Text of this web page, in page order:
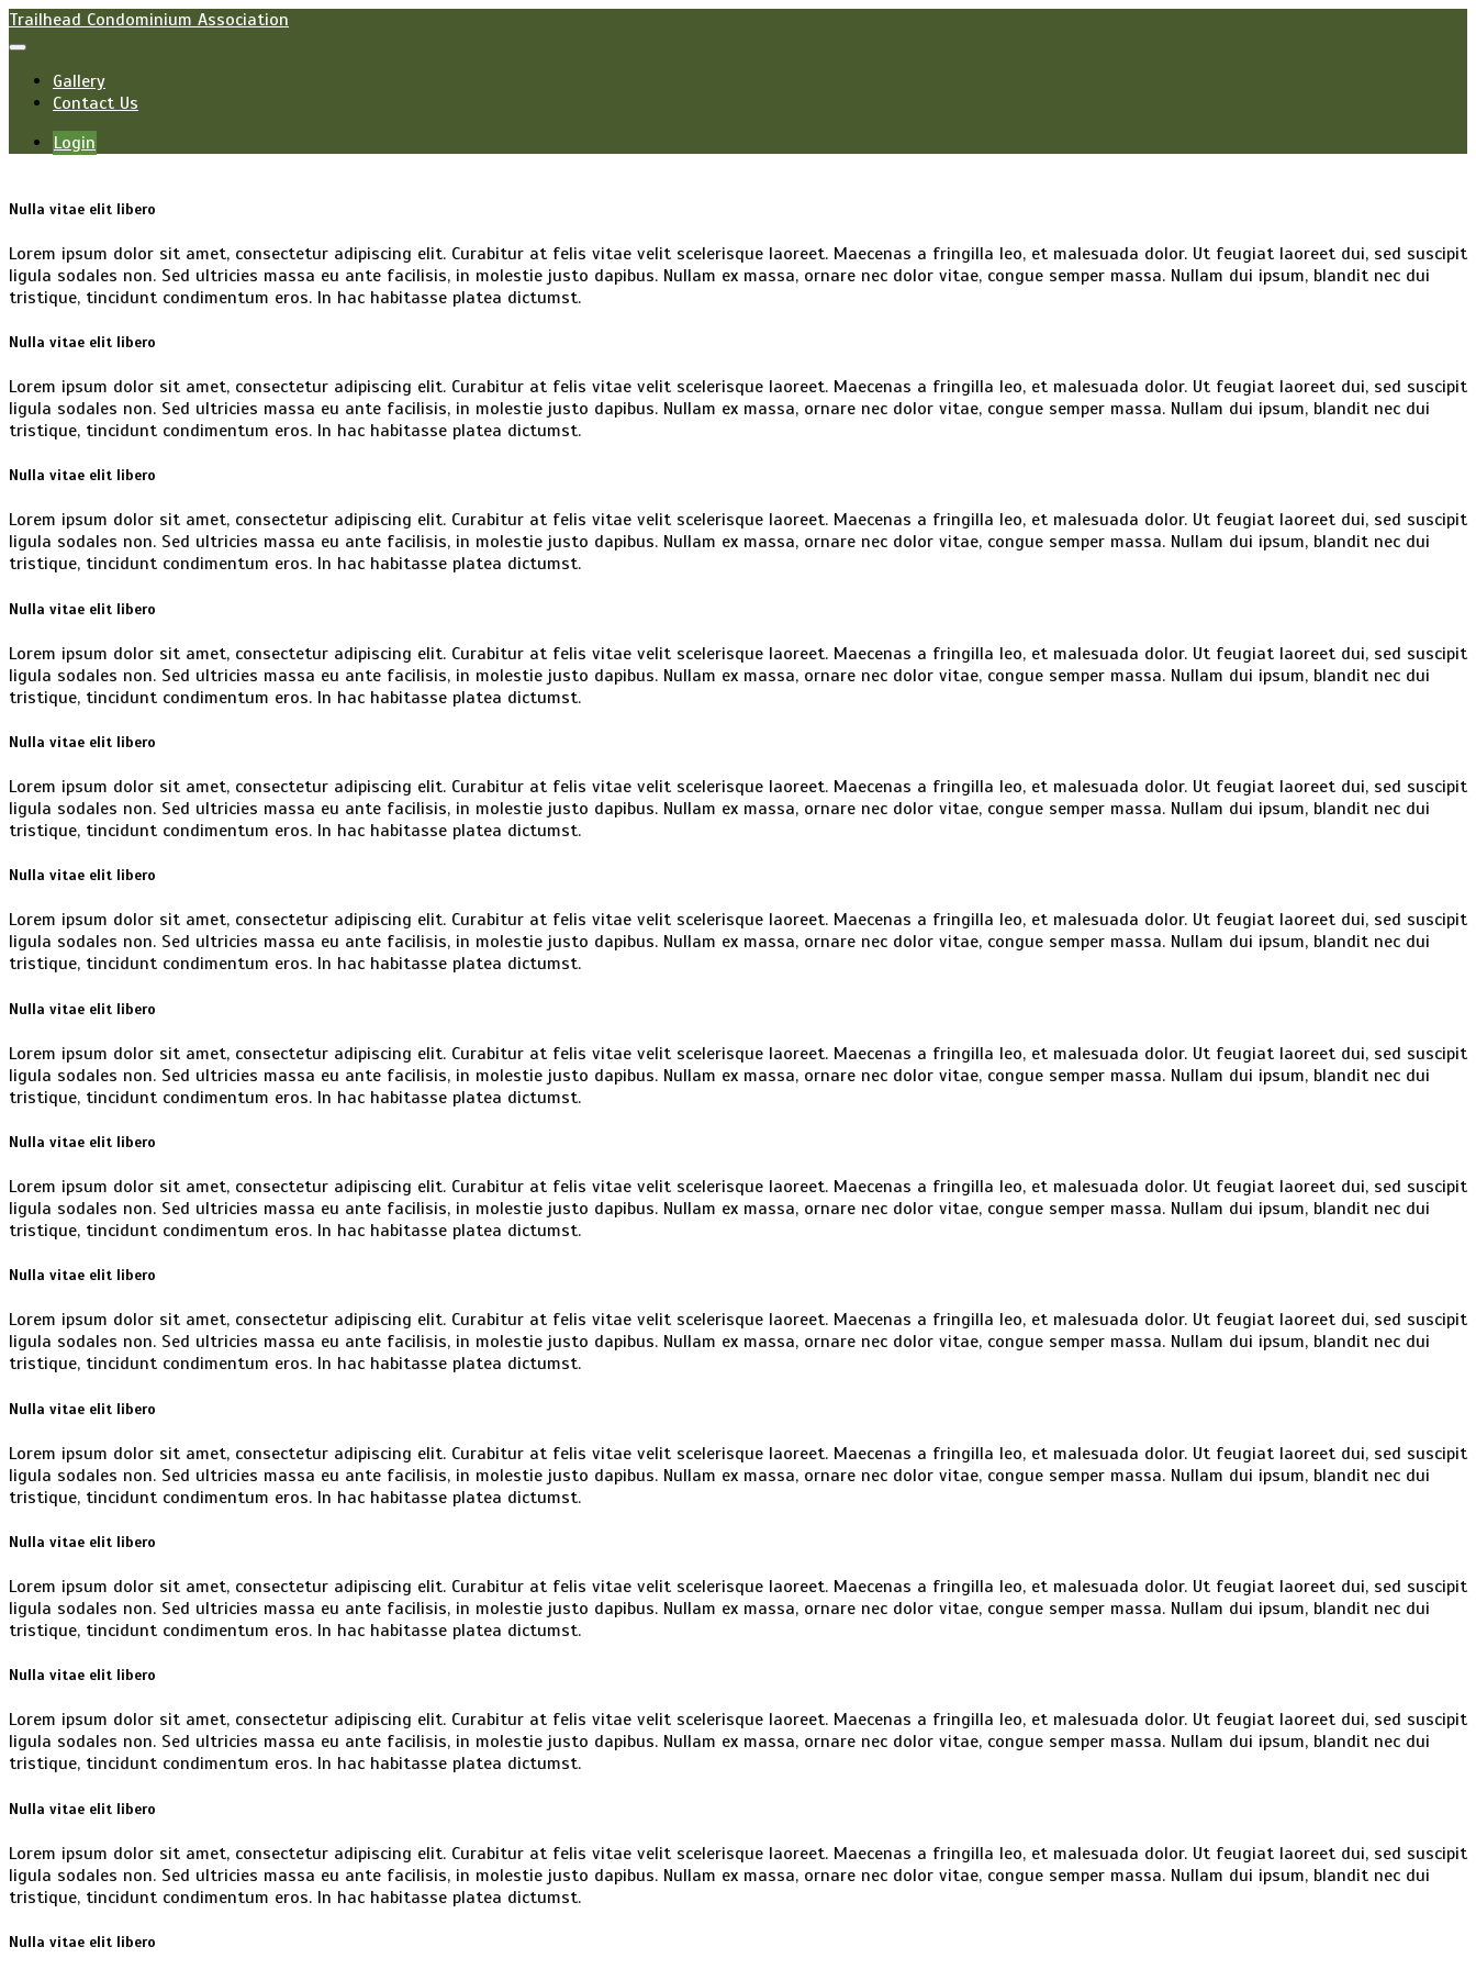
Trailhead Condominium Association
Toggle
navigationGallery
Contact Us
Login
Nulla vitae elit libero
Lorem ipsum dolor sit amet, consectetur adipiscing elit. Curabitur at felis vitae velit scelerisque laoreet. Maecenas a fringilla leo, et malesuada dolor. Ut feugiat laoreet dui, sed suscipit
ligula sodales non. Sed ultricies massa eu ante facilisis, in molestie justo dapibus. Nullam ex massa, ornare nec dolor vitae, congue semper massa. Nullam dui ipsum, blandit nec dui
tristique, tincidunt condimentum eros. In hac habitasse platea dictumst.
Nulla vitae elit libero
Lorem ipsum dolor sit amet, consectetur adipiscing elit. Curabitur at felis vitae velit scelerisque laoreet. Maecenas a fringilla leo, et malesuada dolor. Ut feugiat laoreet dui, sed suscipit
ligula sodales non. Sed ultricies massa eu ante facilisis, in molestie justo dapibus. Nullam ex massa, ornare nec dolor vitae, congue semper massa. Nullam dui ipsum, blandit nec dui
tristique, tincidunt condimentum eros. In hac habitasse platea dictumst.
Nulla vitae elit libero
Lorem ipsum dolor sit amet, consectetur adipiscing elit. Curabitur at felis vitae velit scelerisque laoreet. Maecenas a fringilla leo, et malesuada dolor. Ut feugiat laoreet dui, sed suscipit
ligula sodales non. Sed ultricies massa eu ante facilisis, in molestie justo dapibus. Nullam ex massa, ornare nec dolor vitae, congue semper massa. Nullam dui ipsum, blandit nec dui
tristique, tincidunt condimentum eros. In hac habitasse platea dictumst.
Nulla vitae elit libero
Lorem ipsum dolor sit amet, consectetur adipiscing elit. Curabitur at felis vitae velit scelerisque laoreet. Maecenas a fringilla leo, et malesuada dolor. Ut feugiat laoreet dui, sed suscipit
ligula sodales non. Sed ultricies massa eu ante facilisis, in molestie justo dapibus. Nullam ex massa, ornare nec dolor vitae, congue semper massa. Nullam dui ipsum, blandit nec dui
tristique, tincidunt condimentum eros. In hac habitasse platea dictumst.
Nulla vitae elit libero
Lorem ipsum dolor sit amet, consectetur adipiscing elit. Curabitur at felis vitae velit scelerisque laoreet. Maecenas a fringilla leo, et malesuada dolor. Ut feugiat laoreet dui, sed suscipit
ligula sodales non. Sed ultricies massa eu ante facilisis, in molestie justo dapibus. Nullam ex massa, ornare nec dolor vitae, congue semper massa. Nullam dui ipsum, blandit nec dui
tristique, tincidunt condimentum eros. In hac habitasse platea dictumst.
Nulla vitae elit libero
Lorem ipsum dolor sit amet, consectetur adipiscing elit. Curabitur at felis vitae velit scelerisque laoreet. Maecenas a fringilla leo, et malesuada dolor. Ut feugiat laoreet dui, sed suscipit
ligula sodales non. Sed ultricies massa eu ante facilisis, in molestie justo dapibus. Nullam ex massa, ornare nec dolor vitae, congue semper massa. Nullam dui ipsum, blandit nec dui
tristique, tincidunt condimentum eros. In hac habitasse platea dictumst.
Nulla vitae elit libero
Lorem ipsum dolor sit amet, consectetur adipiscing elit. Curabitur at felis vitae velit scelerisque laoreet. Maecenas a fringilla leo, et malesuada dolor. Ut feugiat laoreet dui, sed suscipit
ligula sodales non. Sed ultricies massa eu ante facilisis, in molestie justo dapibus. Nullam ex massa, ornare nec dolor vitae, congue semper massa. Nullam dui ipsum, blandit nec dui
tristique, tincidunt condimentum eros. In hac habitasse platea dictumst.
Nulla vitae elit libero
Lorem ipsum dolor sit amet, consectetur adipiscing elit. Curabitur at felis vitae velit scelerisque laoreet. Maecenas a fringilla leo, et malesuada dolor. Ut feugiat laoreet dui, sed suscipit
ligula sodales non. Sed ultricies massa eu ante facilisis, in molestie justo dapibus. Nullam ex massa, ornare nec dolor vitae, congue semper massa. Nullam dui ipsum, blandit nec dui
tristique, tincidunt condimentum eros. In hac habitasse platea dictumst.
Nulla vitae elit libero
Lorem ipsum dolor sit amet, consectetur adipiscing elit. Curabitur at felis vitae velit scelerisque laoreet. Maecenas a fringilla leo, et malesuada dolor. Ut feugiat laoreet dui, sed suscipit
ligula sodales non. Sed ultricies massa eu ante facilisis, in molestie justo dapibus. Nullam ex massa, ornare nec dolor vitae, congue semper massa. Nullam dui ipsum, blandit nec dui
tristique, tincidunt condimentum eros. In hac habitasse platea dictumst.
Nulla vitae elit libero
Lorem ipsum dolor sit amet, consectetur adipiscing elit. Curabitur at felis vitae velit scelerisque laoreet. Maecenas a fringilla leo, et malesuada dolor. Ut feugiat laoreet dui, sed suscipit
ligula sodales non. Sed ultricies massa eu ante facilisis, in molestie justo dapibus. Nullam ex massa, ornare nec dolor vitae, congue semper massa. Nullam dui ipsum, blandit nec dui
tristique, tincidunt condimentum eros. In hac habitasse platea dictumst.
Nulla vitae elit libero
Lorem ipsum dolor sit amet, consectetur adipiscing elit. Curabitur at felis vitae velit scelerisque laoreet. Maecenas a fringilla leo, et malesuada dolor. Ut feugiat laoreet dui, sed suscipit
ligula sodales non. Sed ultricies massa eu ante facilisis, in molestie justo dapibus. Nullam ex massa, ornare nec dolor vitae, congue semper massa. Nullam dui ipsum, blandit nec dui
tristique, tincidunt condimentum eros. In hac habitasse platea dictumst.
Nulla vitae elit libero
Lorem ipsum dolor sit amet, consectetur adipiscing elit. Curabitur at felis vitae velit scelerisque laoreet. Maecenas a fringilla leo, et malesuada dolor. Ut feugiat laoreet dui, sed suscipit
ligula sodales non. Sed ultricies massa eu ante facilisis, in molestie justo dapibus. Nullam ex massa, ornare nec dolor vitae, congue semper massa. Nullam dui ipsum, blandit nec dui
tristique, tincidunt condimentum eros. In hac habitasse platea dictumst.
Nulla vitae elit libero
Lorem ipsum dolor sit amet, consectetur adipiscing elit. Curabitur at felis vitae velit scelerisque laoreet. Maecenas a fringilla leo, et malesuada dolor. Ut feugiat laoreet dui, sed suscipit
ligula sodales non. Sed ultricies massa eu ante facilisis, in molestie justo dapibus. Nullam ex massa, ornare nec dolor vitae, congue semper massa. Nullam dui ipsum, blandit nec dui
tristique, tincidunt condimentum eros. In hac habitasse platea dictumst.
Nulla vitae elit libero